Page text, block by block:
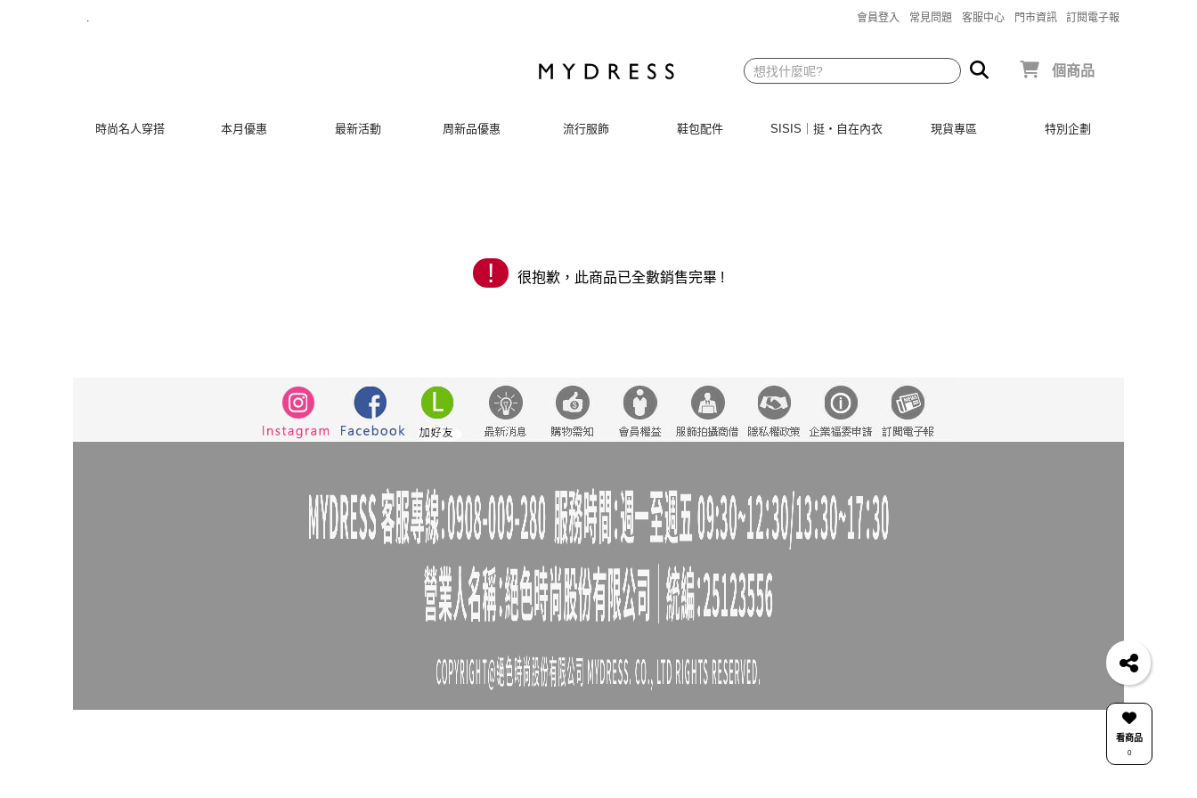
. 會員登入 常見問題 客服中心 門市資訊 訂閱電子報
個商品
時尚名人穿搭 本月優惠 最新活動 周新品優惠 流行服飾 鞋包配件 SISIS｜挺‧自在內衣 現貨專區 特別企劃
! 很抱歉，此商品已全數銷售完畢 !
看商品
0